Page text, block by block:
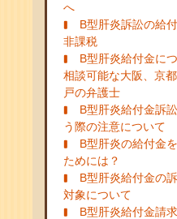
へ
B型肝炎訴訟の給
非課税
B型肝炎給付金に
相談可能な大阪、京
戸の弁護士
B型肝炎給付金訴
う際の注意について
B型肝炎の給付金
ためには？
B型肝炎給付金の
対象について
B型肝炎給付金請